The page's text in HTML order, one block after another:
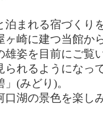
泊まれる宿づくり
崎に建つ当館か
姿を目前にご覧
れるようになっ
(みどり)。
口湖の景色を楽し